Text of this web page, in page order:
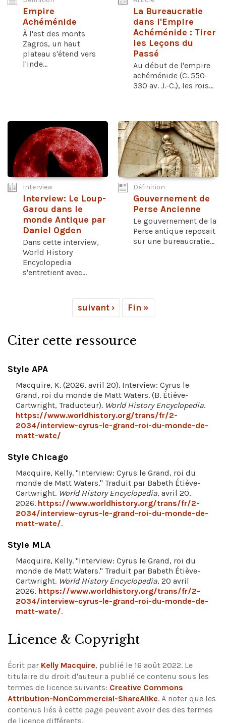
Empire
Achéménide
À l'est des monts
Zagros, un haut
plateau s'étend vers
l'Inde...
La Bureaucratie
dans l'Empire
Achéménide : Tirer
les Leçons du
Passé
Au début de l'empire
achéménide (C. 550-
330 av. J.-C.), les rois...
Interview
Interview: Le Loup-
Garou dans le
monde Antique par
Daniel Ogden
Dans cette interview,
World History
Encyclopedia
s'entretient avec...
Définition
Gouvernement de
Perse Ancienne
Le gouvernement de la
Perse antique reposait
sur une bureaucratie...
suivant › Fin »
Citer cette ressource
Style APA
Macquire, K. (2026, avril 20). Interview: Cyrus le
Grand, roi du monde de Matt Waters. (B. Étiève-
Cartwright, Traducteur). World History Encyclopedia.
https://www.worldhistory.org/trans/fr/2-
2034/interview-cyrus-le-grand-roi-du-monde-de-
matt-wate/
Style Chicago
Macquire, Kelly. "Interview: Cyrus le Grand, roi du
monde de Matt Waters." Traduit par Babeth Étiève-
Cartwright. World History Encyclopedia, avril 20,
2026. https://www.worldhistory.org/trans/fr/2-
2034/interview-cyrus-le-grand-roi-du-monde-de-
matt-wate/.
Style MLA
Macquire, Kelly. "Interview: Cyrus le Grand, roi du
monde de Matt Waters." Traduit par Babeth Étiève-
Cartwright. World History Encyclopedia, 20 avril
2026, https://www.worldhistory.org/trans/fr/2-
2034/interview-cyrus-le-grand-roi-du-monde-de-
matt-wate/.
Licence & Copyright
Écrit par Kelly Macquire, publié le 16 août 2022. Le
titulaire du droit d'auteur a publié ce contenu sous les
termes de licence suivants: Creative Commons
Attribution-NonCommercial-ShareAlike. A noter que les
contenus liés à cette page peuvent avoir des des termes
de licence différents.